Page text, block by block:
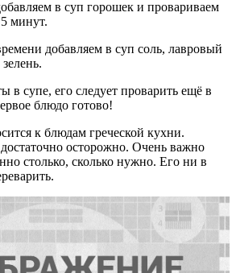
в суп горошек и провариваем
минут.
добавляем в суп соль, лавровый
в супе, его следует проварить ещё в
блюдо готово!
к блюдам греческой кухни.
достаточно осторожно. Очень важно
столько, сколько нужно. Его ни в